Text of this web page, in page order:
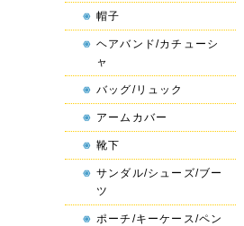
帽子
ヘアバンド/カチューシ
ャ
バッグ/リュック
アームカバー
靴下
サンダル/シューズ/ブー
ツ
ポーチ/キーケース/ペン